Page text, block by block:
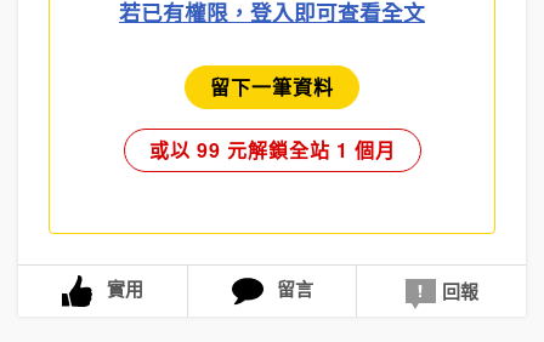
若已有權限，登入即可查看全文
留下一筆資料
或以 99 元解鎖全站 1 個月
實用 留言 回報